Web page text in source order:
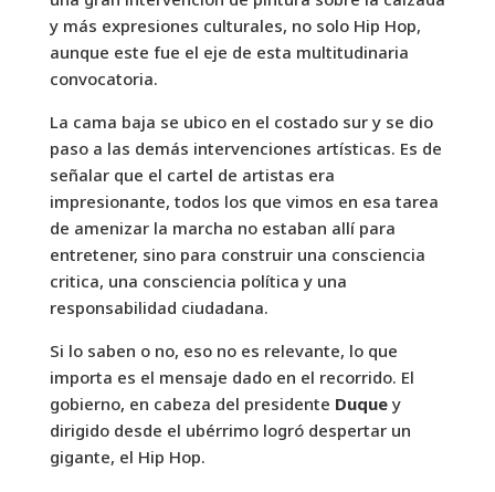
y más expresiones culturales, no solo Hip Hop,
aunque este fue el eje de esta multitudinaria
convocatoria.
La cama baja se ubico en el costado sur y se dio
paso a las demás intervenciones artísticas. Es de
señalar que el cartel de artistas era
impresionante, todos los que vimos en esa tarea
de amenizar la marcha no estaban allí para
entretener, sino para construir una consciencia
critica, una consciencia política y una
responsabilidad ciudadana.
Si lo saben o no, eso no es relevante, lo que
importa es el mensaje dado en el recorrido. El
gobierno, en cabeza del presidente Duquey
dirigido desde el ubérrimo logró despertar un
gigante, el Hip Hop.